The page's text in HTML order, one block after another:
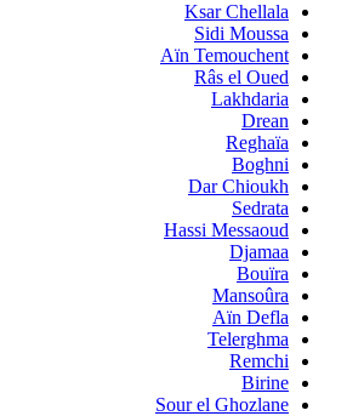
Ksar Chellala
Sidi Moussa
Aïn Temouchent
Râs el Oued
Lakhdaria
Drean
Reghaïa
Boghni
Dar Chioukh
Sedrata
Hassi Messaoud
Djamaa
Bouïra
Mansoûra
Aïn Defla
Telerghma
Remchi
Birine
Sour el Ghozlane